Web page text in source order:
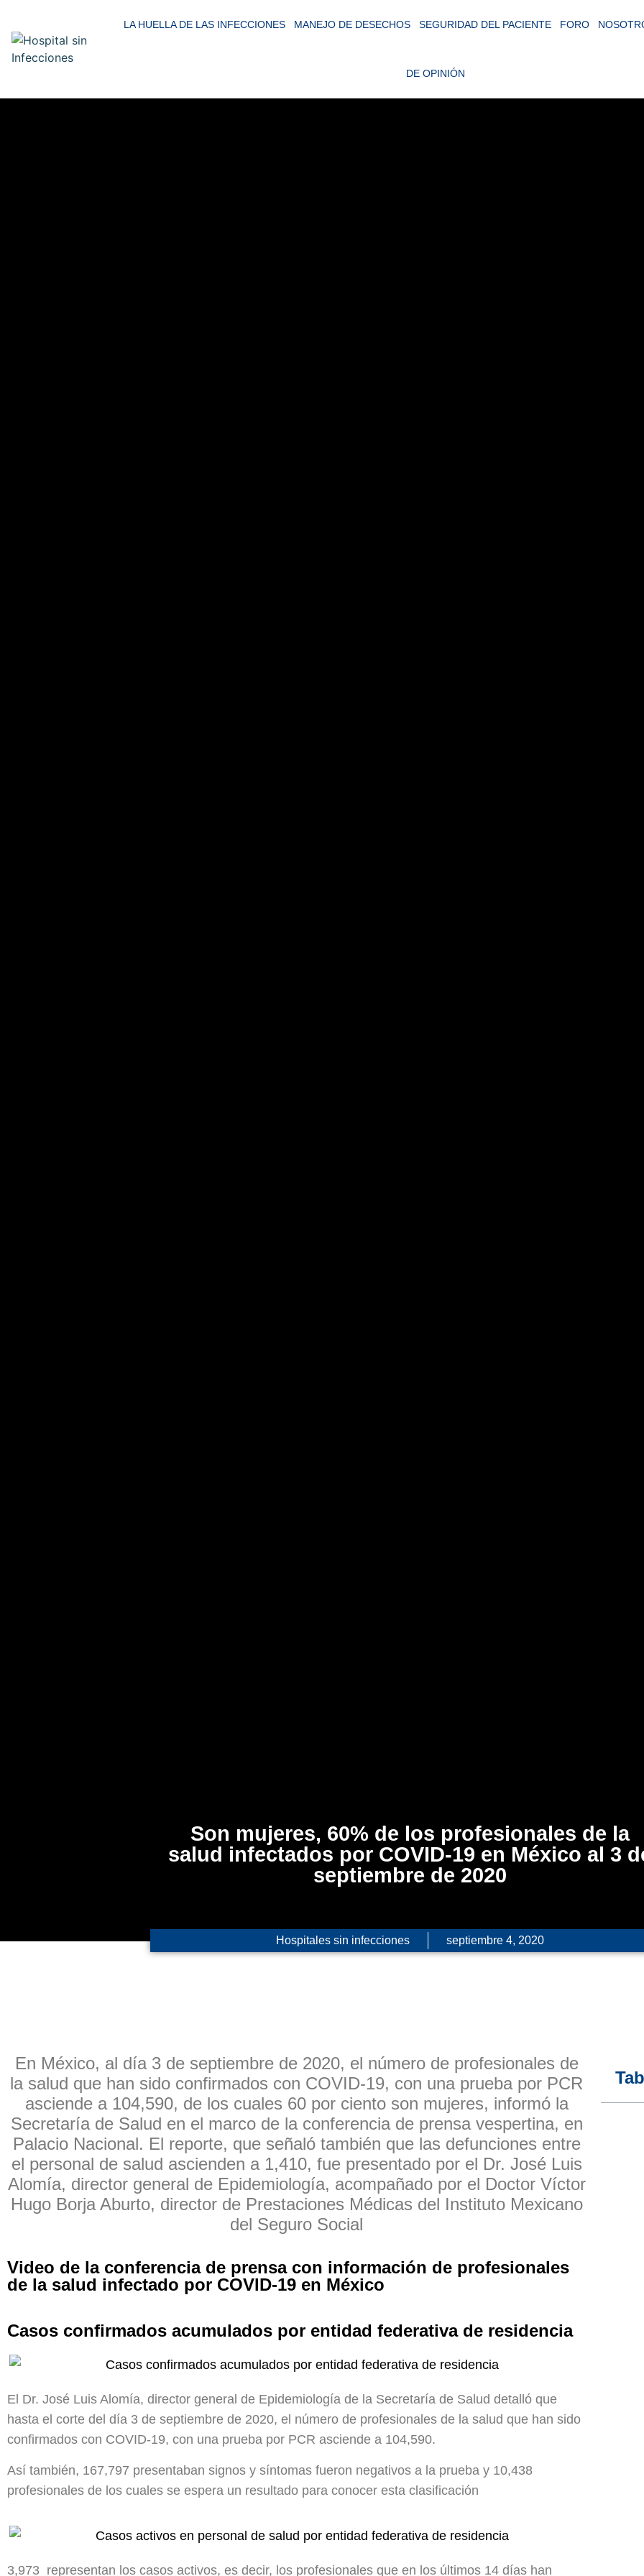
LA HUELLA DE LAS INFECCIONES MANEJO DE DESECHOS SEGURIDAD DEL PACIENTE FORO
DE OPINIÓN
Son mujeres, 60% de los profesionales de la
salud infectados por COVID-19 en México al 3
septiembre de 2020
Hospitales sin infecciones septiembre 4, 2020
En México, al día 3 de septiembre de 2020, el número de profesionales de
la salud que han sido confirmados con COVID-19, con una prueba por PCR
asciende a 104,590, de los cuales 60 por ciento son mujeres, informó la
Secretaría de Salud en el marco de la conferencia de prensa vespertina, en
Palacio Nacional. El reporte, que señaló también que las defunciones entre
el personal de salud ascienden a 1,410, fue presentado por el Dr. José Luis
Alomía, director general de Epidemiología, acompañado por el Doctor Víctor
Hugo Borja Aburto, director de Prestaciones Médicas del Instituto Mexicano
del Seguro Social
Video de la conferencia de prensa con información de profesionales
de la salud infectado por COVID-19 en México
Casos confirmados acumulados por entidad federativa de residencia
El Dr. José Luis Alomía, director general de Epidemiología de la Secretaría de Salud detalló que
hasta el corte del día 3 de septiembre de 2020, el número de profesionales de la salud que han sido
confirmados con COVID-19, con una prueba por PCR asciende a 104,590.
Así también, 167,797 presentaban signos y síntomas fueron negativos a la prueba y 10,438
profesionales de los cuales se espera un resultado para conocer esta clasificación
3,973 representan los casos activos, es decir, los profesionales que en los últimos 14 días han